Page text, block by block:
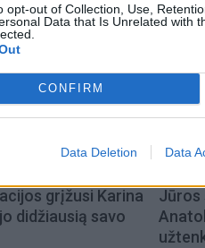
opt-out of Collection, Use,
Data that Is Unrelated with
CONFIRM
Data Deletion Data
grįžusi Karina
didžiausią savo
Jūros